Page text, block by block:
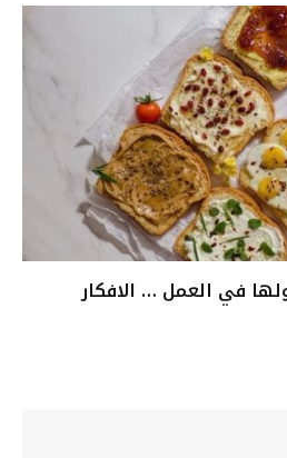
في العمل … الافكار